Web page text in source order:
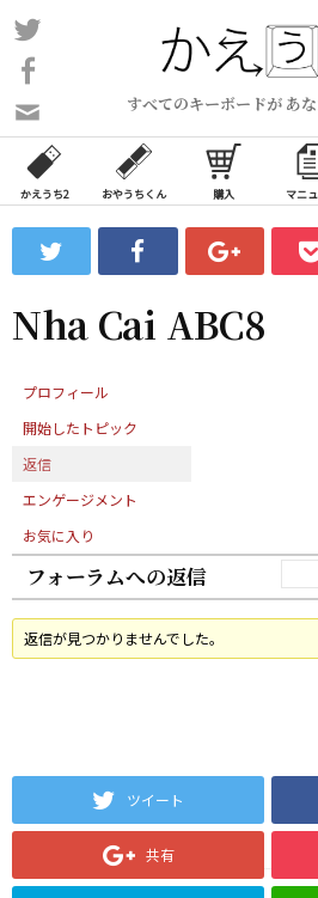
コ
ン
ン
ツ
ス
ッ
プ
すべてのキーボードが あ
い
合
わ
フ
ォ
ム
かえうち2 おやうちくん 購入 マニ
Nha Cai ABC8
プロフィール
開始したトピック
返信
エンゲージメント
お気に入り
フォーラムへの返信
返信が見つかりませんでした。
ツイート
共有